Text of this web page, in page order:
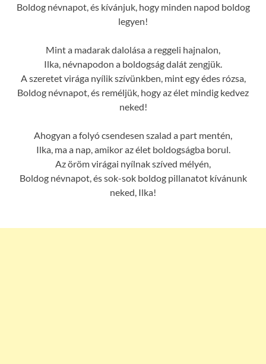
Boldog névnapot, és kívánjuk, hogy minden napod boldog
legyen!
Mint a madarak dalolása a reggeli hajnalon,
Ilka, névnapodon a boldogság dalát zengjük.
A szeretet virága nyílik szívünkben, mint egy édes rózsa,
Boldog névnapot, és reméljük, hogy az élet mindig kedvez
neked!
Ahogyan a folyó csendesen szalad a part mentén,
Ilka, ma a nap, amikor az élet boldogságba borul.
Az öröm virágai nyílnak szíved mélyén,
Boldog névnapot, és sok-sok boldog pillanatot kívánunk
neked, Ilka!